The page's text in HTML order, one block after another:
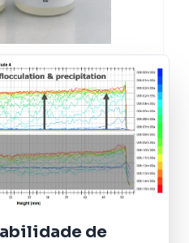
de
para
de
para preservação e
extracelulares
a manter
e recuperação das